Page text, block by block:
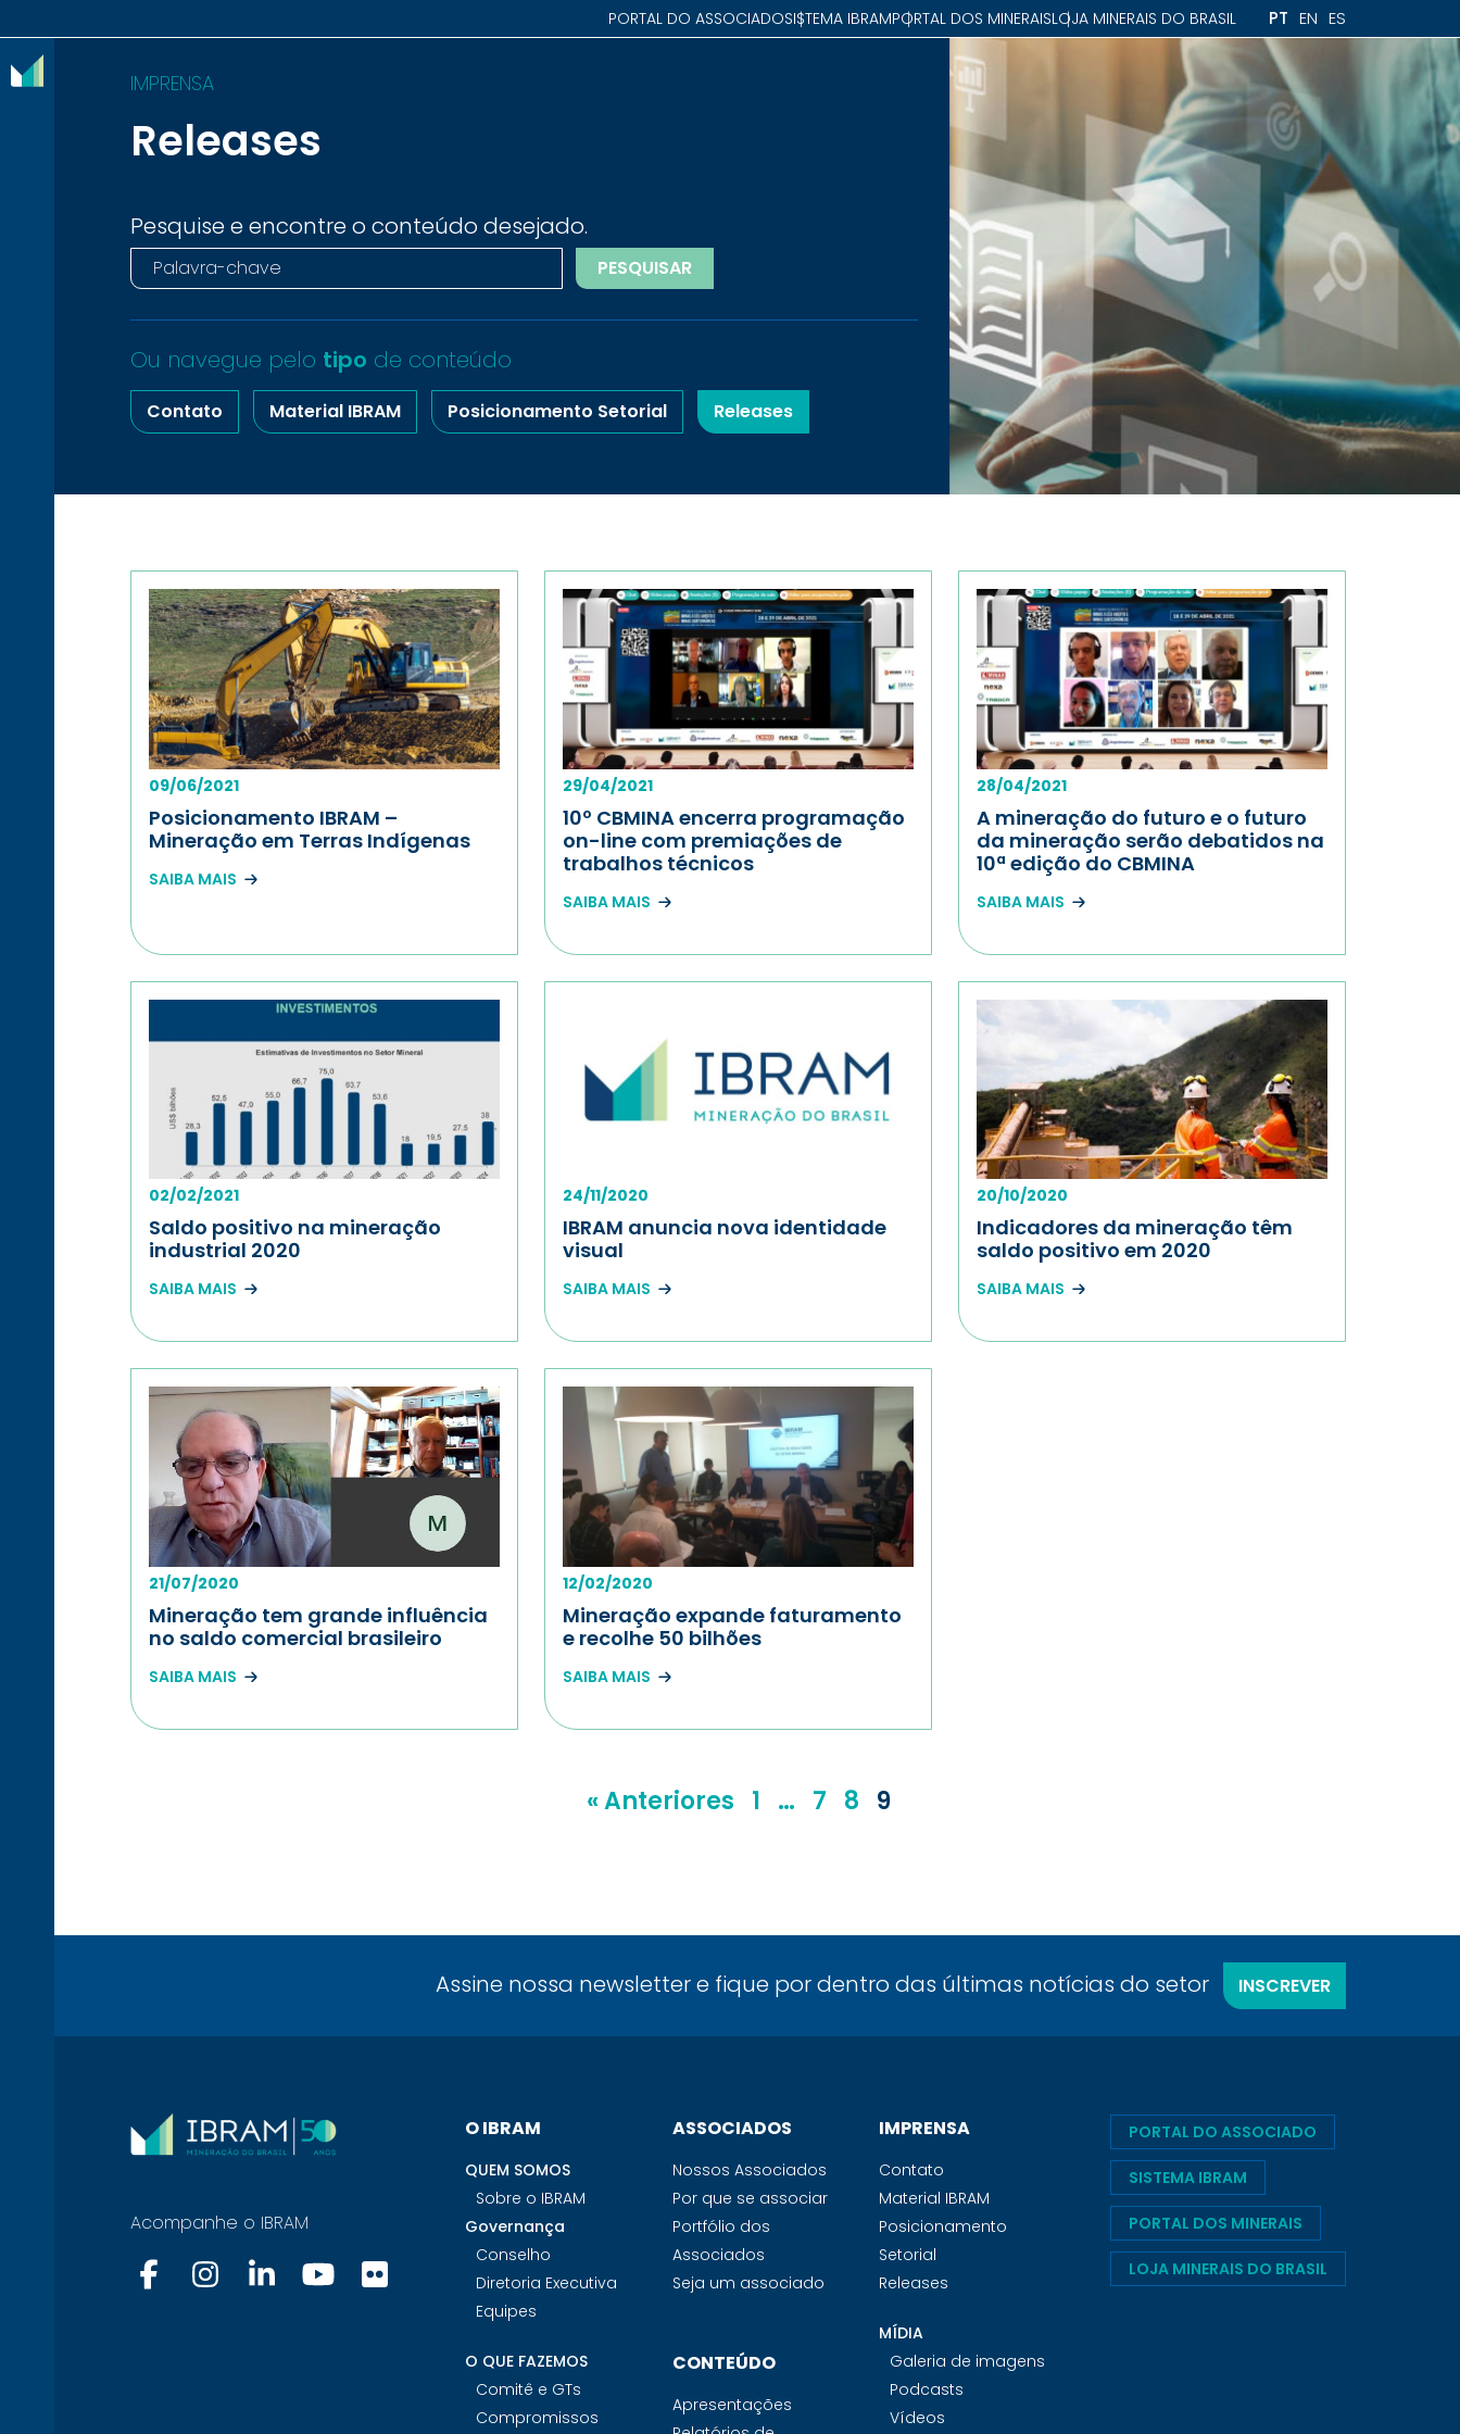
PORTAL DO ASSOCIADOSISTEMA IBRAMPORTAL DOS MINERAISLOJA MINERAIS DO BRASIL PT EN ES
IMPRENSA
Releases
Pesquise e encontre o conteúdo desejado.
PESQUISAR
Ou navegue pelo tipo de conteúdo
Contato Material IBRAM Posicionamento Setorial Releases
09/06/2021
Posicionamento IBRAM –
Mineração em Terras Indígenas
SAIBA MAIS
29/04/2021
10º CBMINA encerra programação
on-line com premiações de
trabalhos técnicos
SAIBA MAIS
28/04/2021
A mineração do futuro e o futuro
da mineração serão debatidos na
10ª edição do CBMINA
SAIBA MAIS
02/02/2021
Saldo positivo na mineração
industrial 2020
SAIBA MAIS
24/11/2020
IBRAM anuncia nova identidade
visual
SAIBA MAIS
20/10/2020
Indicadores da mineração têm
saldo positivo em 2020
SAIBA MAIS
21/07/2020
Mineração tem grande influência
no saldo comercial brasileiro
SAIBA MAIS
12/02/2020
Mineração expande faturamento
e recolhe 50 bilhões
SAIBA MAIS
« Anteriores 1 … 7 8 9
Assine nossa newsletter e fique por dentro das últimas notícias do setor INSCREVER
Acompanhe o IBRAM
O IBRAM
QUEM SOMOS
Sobre o IBRAM
Governança
Conselho
Diretoria Executiva
Equipes
O QUE FAZEMOS
Comitê e GTs
Compromissos
ASSOCIADOS
Nossos Associados
Por que se associar
Portfólio dos
Associados
Seja um associado
CONTEÚDO
Apresentações
IMPRENSA
Contato
Material IBRAM
Posicionamento
Setorial
Releases
MÍDIA
Galeria de imagens
Podcasts
Vídeos
PORTAL DO ASSOCIADO
SISTEMA IBRAM
PORTAL DOS MINERAIS
LOJA MINERAIS DO BRASIL